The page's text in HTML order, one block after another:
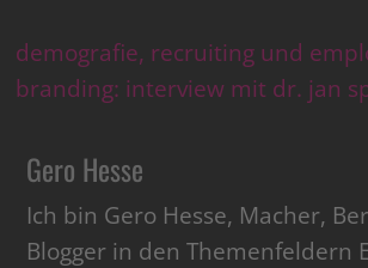
demografie, recruiting und
branding: interview mit dr. jan
Gero Hesse
Ich bin Gero Hesse, Macher,
Blogger in den Themenfeldern